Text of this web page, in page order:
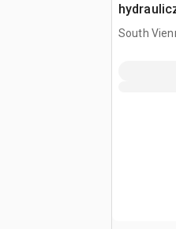
South